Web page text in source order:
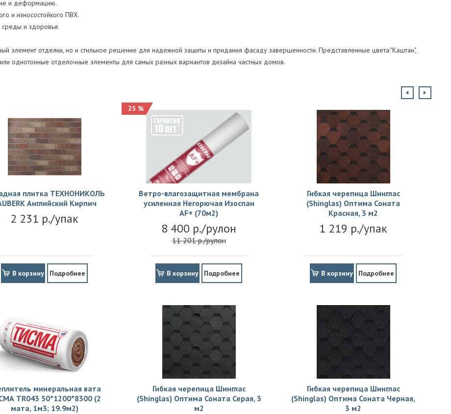
и деформацию.
и износостойкого ПВХ.
и здоровья.
элемент отделки, но и стильное решение для надежной защиты и придания фасаду завершенности. Представленные цвета:"Каштан",
или однотонные отделочные элементы для самых разных вариантов дизайна частных домов.
плитка ТЕХНОНИКОЛЬ
Английский Кирпич
2 231 р./упак
В корзину Подробнее
25 %
Ветро-влагозащитная мембрана
усиленная Негорючая Изоспан
АF+ (70м2)
8 400 р./рулон
11 201 р./рулон
В корзину Подробнее
Гибкая черепица Шинглас
(Shinglas) Оптима Соната
Красная, 3 м2
1 219 р./упак
В корзину Подробнее
минеральная вата
TR043 50*1200*8300 (2
мата, 1м3; 19.9м2)
Гибкая черепица Шинглас
(Shinglas) Оптима Соната Серая, 3
м2
Гибкая черепица Шинглас
(Shinglas) Оптима Соната Черная,
3 м2